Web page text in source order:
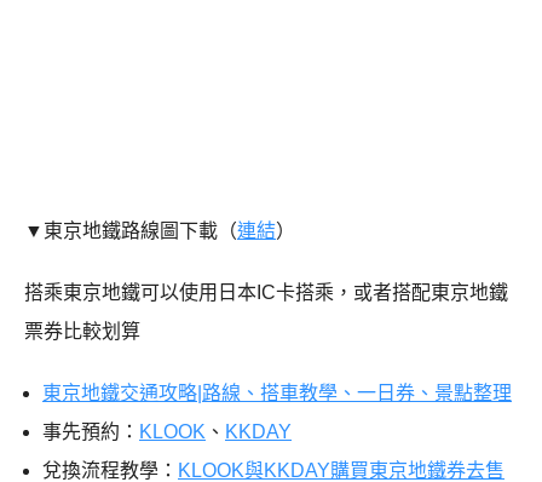
▼東京地鐵路線圖下載（連結）
搭乘東京地鐵可以使用日本IC卡搭乘，或者搭配東京地鐵
票券比較划算
東京地鐵交通攻略|路線、搭車教學、一日券、景點整理
事先預約： KLOOK 、 KKDAY
兌換流程教學： KLOOK與KKDAY購買東京地鐵券去售